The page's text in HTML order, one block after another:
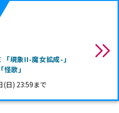
現象II-魔女拡成-」
歌」
(日) 23:59まで